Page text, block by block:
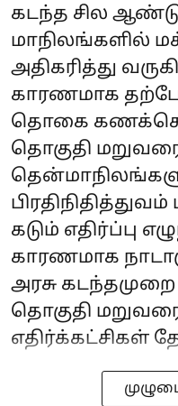
கடந்த சில
மாநிலங்களில்
அதிகரித்து
காரணமாக
தொகை
தொகுதி
கடும் எதிர்ப்பு
காரணமாக
அரசு
தொகுதி
எதிர்க்கட்சிகள்